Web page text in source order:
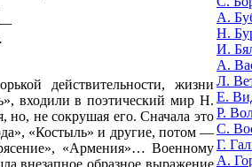
—
действительности, жизни
входили в поэтический мир Н.
но, не сокрушая его. Сначала это
«Костыль» и другие, потом —
«Армения»… Военному
А.
Н.
И.
А.
Л.
Е.
Р.
С.
Г.
А.